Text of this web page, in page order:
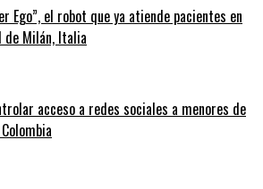
Ego”, el robot que ya atiende pacientes en
de Milán, Italia
acceso a redes sociales a menores de